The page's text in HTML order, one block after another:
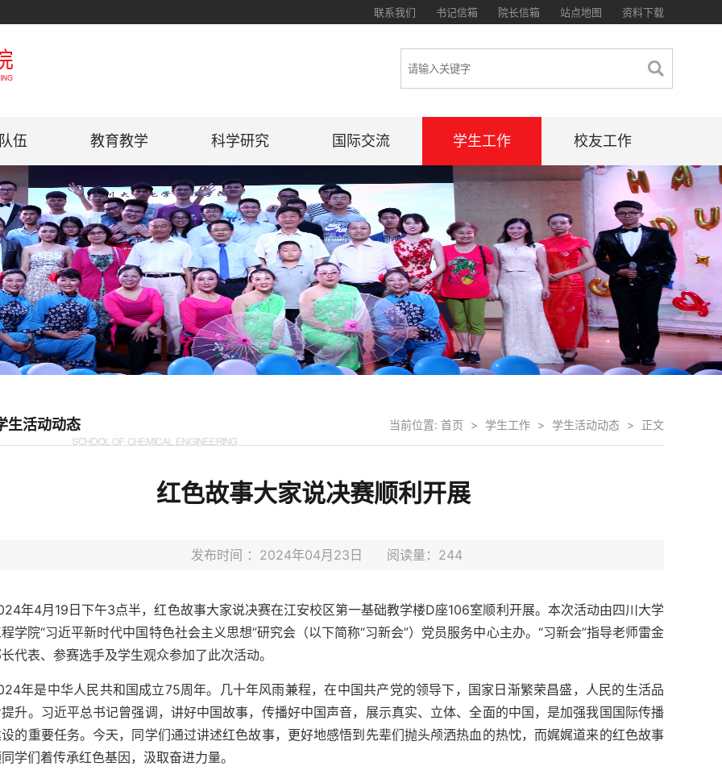
资料下载
站点地图
院长信箱
书记信箱
联系我们
伍 教育教学 科学研究 国际交流 学生工作 校友工作
生活动动态 当前位置: 首页 > 学生工作 > 学生活动动态 > 正文
红色故事大家说决赛顺利开展
发布时间 ：2024年04月23日 阅读量： 244
年4月19日下午3点半，红色故事大家说决赛在江安校区第一基础教学楼D座106室顺利开展。本次活动由四川大学
学院“习近平新时代中国特色社会主义思想”研究会（以下简称“习新会”）党员服务中心主办。“习新会”指导老师雷金
代表、参赛选手及学生观众参加了此次活动。
年是中华人民共和国成立75周年。几十年风雨兼程，在中国共产党的领导下，国家日渐繁荣昌盛，人民的生活品
升。习近平总书记曾强调，讲好中国故事，传播好中国声音，展示真实、立体、全面的中国，是加强我国国际传播
的重要任务。今天，同学们通过讲述红色故事，更好地感悟到先辈们抛头颅洒热血的热忱，而娓娓道来的红色故事
学们着传承红色基因，汲取奋进力量。